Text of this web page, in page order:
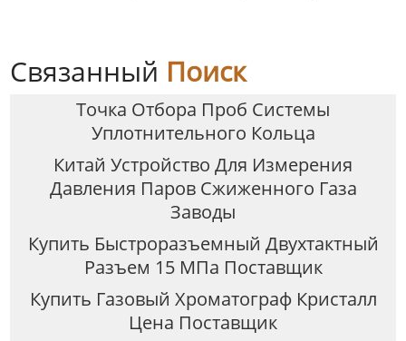
Связанный Поиск
Точка Отбора Проб Системы
Уплотнительного Кольца
Китай Устройство Для Измерения
Давления Паров Сжиженного Газа
Заводы
Купить Быстроразъемный Двухтактный
Разъем 15 МПа Поставщик
Купить Газовый Хроматограф Кристалл
Цена Поставщик